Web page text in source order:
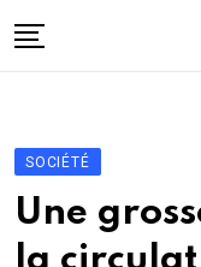
to
Économie
Santé
SOCIÉTÉ
Une